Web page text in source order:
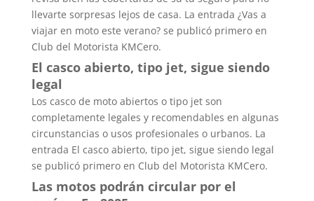
llevarte sorpresas lejos de casa. La entrada ¿Vas a
viajar en moto este verano? se publicó primero en
Club del Motorista KMCero.
El casco abierto, tipo jet, sigue siendo
legal
Los casco de moto abiertos o tipo jet son
completamente legales y recomendables en algunas
circunstancias o usos profesionales o urbanos. La
entrada El casco abierto, tipo jet, sigue siendo legal
se publicó primero en Club del Motorista KMCero.
Las motos podrán circular por el